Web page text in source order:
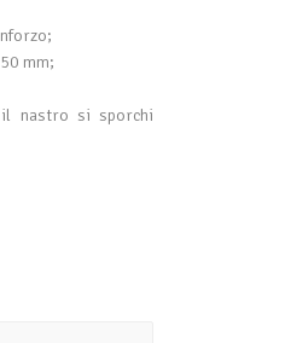
mm;
nastro si sporchi